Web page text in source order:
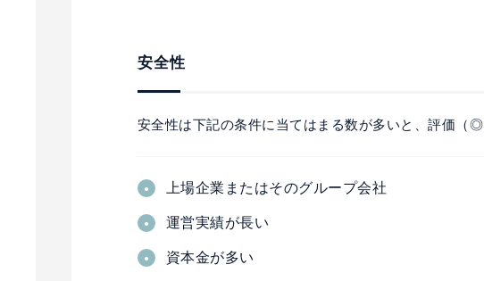
安全性
安全性は下記の条件に当てはまる数が多いと、評価（
上場企業またはそのグループ会社
運営実績が長い
資本金が多い